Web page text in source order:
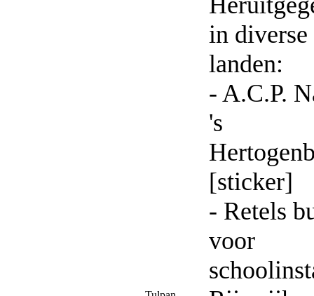
in diverse
landen:
- A.C.P.
's
[sticker]
- Retels
voor